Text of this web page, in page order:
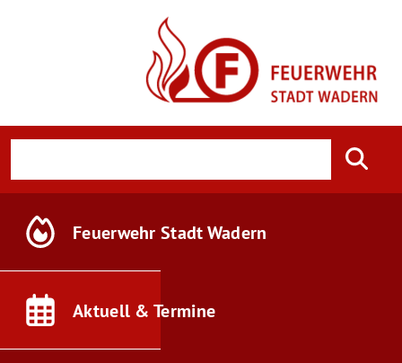
Feuerwehr Stadt Wadern
Aktuell & Termine